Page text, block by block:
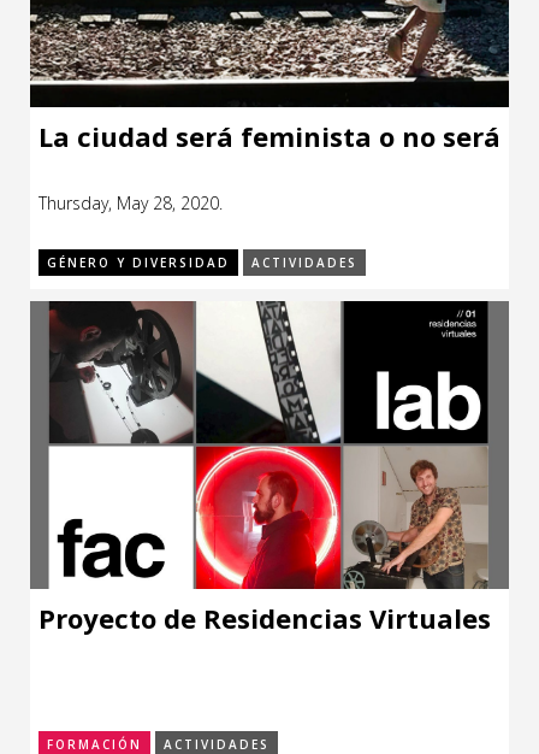
La ciudad será feminista o no será
Thursday, May 28, 2020.
GÉNERO Y DIVERSIDAD ACTIVIDADES
Proyecto de Residencias Virtuales
FORMACIÓN ACTIVIDADES